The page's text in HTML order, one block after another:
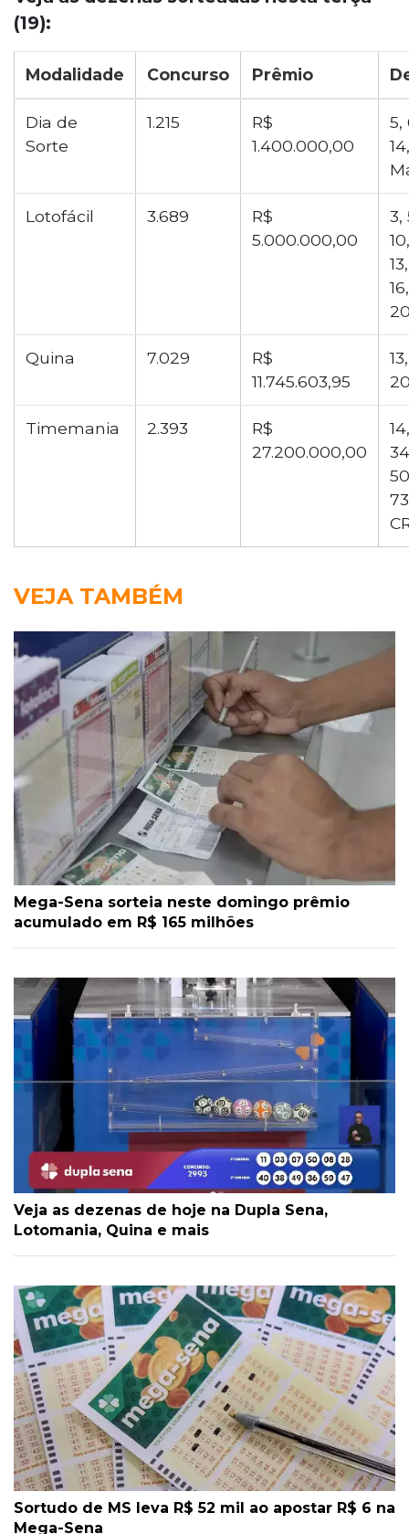
(19):
Modalidade Concurso Prêmio
Dia de
Sorte
1.215
R$
1.400.000,00
5,
Lotofácil 3.689
R$
5.000.000,00
3,
Quina 7.029
R$
11.745.603,95
Timemania 2.393
R$
27.200.000,00
VEJA TAMBÉM
Mega-Sena sorteia neste domingo prêmio
acumulado em R$ 165 milhões
Veja as dezenas de hoje na Dupla Sena,
Lotomania, Quina e mais
Sortudo de MS leva R$ 52 mil ao apostar R$ 6 na
Mega-Sena